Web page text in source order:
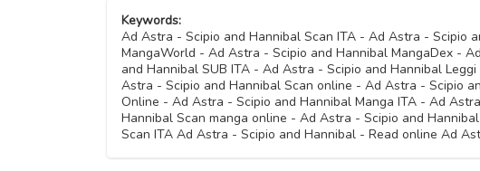
Capitolo 21
Capitolo 20
Capitolo 16
Capitolo 15
Capitolo 14
Capitolo 10
Capitolo 09
Capitolo 07
Capitolo 06
Capitolo 05
Keywords:
Ad Astra - Scipio and Hannibal Scan ITA - Ad Astra - Scipio
MangaWorld - Ad Astra - Scipio and Hannibal MangaDex -
and Hannibal SUB ITA - Ad Astra - Scipio and Hannibal
Astra - Scipio and Hannibal Scan online - Ad Astra - Scipio
Online - Ad Astra - Scipio and Hannibal Manga ITA - Ad
Hannibal Scan manga online - Ad Astra - Scipio and
Scan ITA Ad Astra - Scipio and Hannibal - Read online Ad